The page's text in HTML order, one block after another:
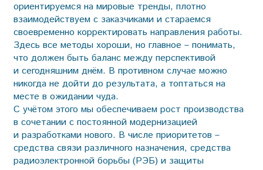
ориентируемся на мировые тренды, плотно
взаимодействуем с заказчиками и стараемся
своевременно корректировать направления работы.
Здесь все методы хороши, но главное – понимать,
что должен быть баланс между перспективой
и сегодняшним днём. В противном случае можно
никогда не дойти до результата, а топтаться на
месте в ожидании чуда.
С учётом этого мы обеспечиваем рост производства
в сочетании с постоянной модернизацией
и разработками нового. В числе приоритетов –
средства связи различного назначения, средства
радиоэлектронной борьбы (РЭБ) и защиты